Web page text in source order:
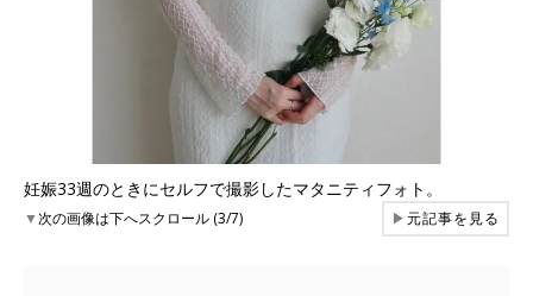
妊娠33週のときにセルフで撮影したマタニティフォト。
▼次の画像は下へスクロール (3/7) ▶元記事を見る